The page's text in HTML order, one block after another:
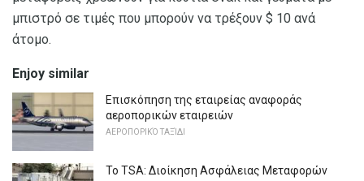
μπιστρό σε τιμές που μπορούν να τρέξουν $ 10 ανά
άτομο.
Enjoy similar
Επισκόπηση της εταιρείας αναφοράς
αεροπορικών εταιρειών
ΑΕΡΟΠΟΡΙΚΌ ΤΑΞΊΔΙ
Το TSA: Διοίκηση Ασφάλειας Μεταφορών